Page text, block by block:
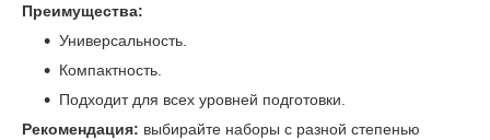
Преимущества:
Универсальность.
Компактность.
Подходит для всех уровней подготовки.
Рекомендация: выбирайте наборы с разной степенью